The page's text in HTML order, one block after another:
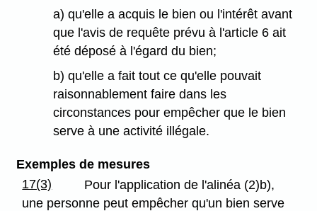
a) qu'elle a acquis le bien ou l'intérêt avant
que l'avis de requête prévu à l'article 6 ait
été déposé à l'égard du bien;
b) qu'elle a fait tout ce qu'elle pouvait
raisonnablement faire dans les
circonstances pour empêcher que le bien
serve à une activité illégale.
Exemples de mesures
17(3)
Pour l'application de l'alinéa (2)b),
une personne peut empêcher qu'un bien serve